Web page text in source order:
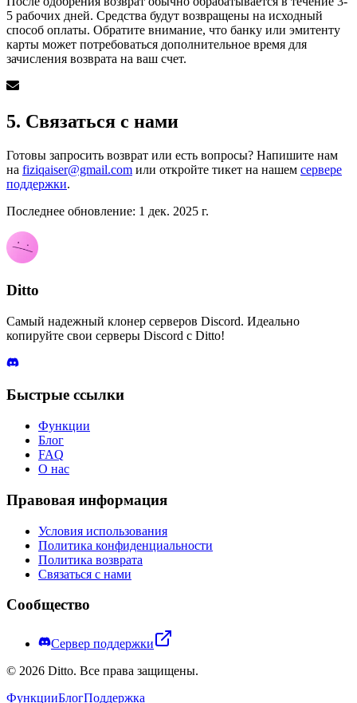
5 рабочих дней. Средства будут возвращены на исходный
способ оплаты. Обратите внимание, что банку или эмитенту
карты может потребоваться дополнительное время для
зачисления возврата на ваш счет.
5. Связаться с нами
Готовы запросить возврат или есть вопросы? Напишите нам
на fiziqaiser@gmail.com или откройте тикет на нашем сервере
поддержки.
Последнее обновление: 1 дек. 2025 г.
Ditto
Самый надежный клонер серверов Discord. Идеально
копируйте свои серверы Discord с Ditto!
Быстрые ссылки
Функции
Блог
FAQ
О нас
Правовая информация
Условия использования
Политика конфиденциальности
Политика возврата
Связаться с нами
Сообщество
Сервер поддержки
© 2026 Ditto. Все права защищены.
ФункцииБлогПоддержка